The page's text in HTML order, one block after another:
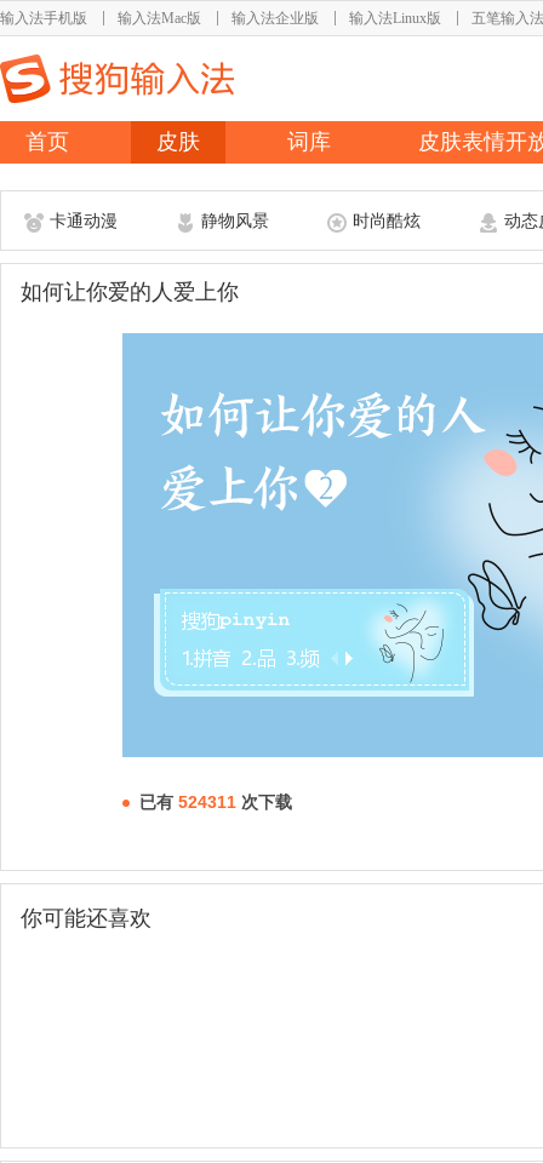
输入法手机版 输入法Mac版 输入法企业版 输入法Linux版 五笔输入法
首页 皮肤 词库 皮肤表情开
卡通动漫 静物风景 时尚酷炫 动态
如何让你爱的人爱上你
已有 524311 次下载
你可能还喜欢